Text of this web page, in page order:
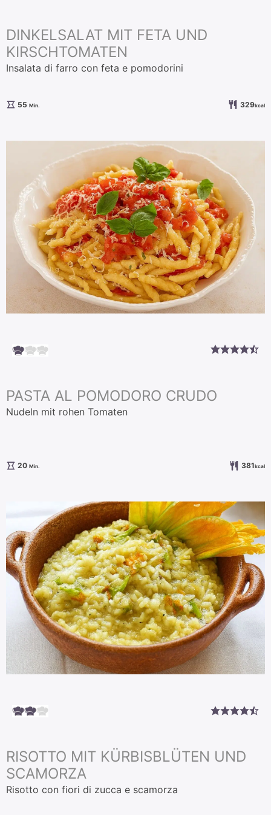
DINKELSALAT MIT FETA UND
KIRSCHTOMATEN
Insalata di farro con feta e pomodorini
55Minuten
Min. 329kcal
PASTA AL POMODORO CRUDO
Nudeln mit rohen Tomaten
20Minuten
Min. 381kcal
RISOTTO MIT KÜRBISBLÜTEN UND
SCAMORZA
Risotto con fiori di zucca e scamorza